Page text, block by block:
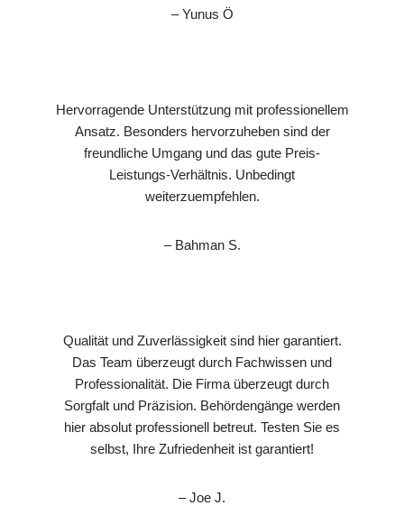
– Yunus Ö
Hervorragende Unterstützung mit professionellem
Ansatz. Besonders hervorzuheben sind der
freundliche Umgang und das gute Preis-
Leistungs-Verhältnis. Unbedingt
weiterzuempfehlen.
– Bahman S.
Qualität und Zuverlässigkeit sind hier garantiert.
Das Team überzeugt durch Fachwissen und
Professionalität. Die Firma überzeugt durch
Sorgfalt und Präzision. Behördengänge werden
hier absolut professionell betreut. Testen Sie es
selbst, Ihre Zufriedenheit ist garantiert!
– Joe J.